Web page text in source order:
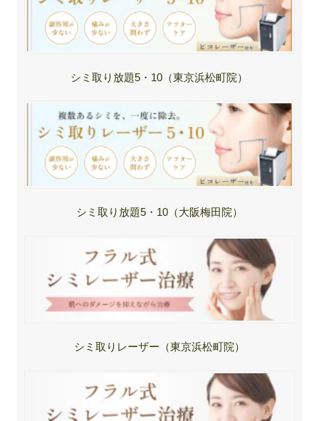
シミ取り放題5・10（東京浜松町院）
シミ取り放題5・10（大阪梅田院）
シミ取りレーザー（東京浜松町院）